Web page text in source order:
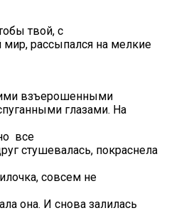
твой, с
рассыпался на мелкие
взъерошенными
глазами. На
все
стушевалась, покраснела
совсем не
она. И снова залилась